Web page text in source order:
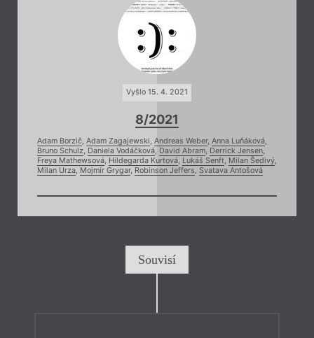
Vyšlo 15. 4. 2021
8/2021
Adam Borzič, Adam Zagajewski, Andreas Weber, Anna Luňáková,
Bruno Schulz, Daniela Vodáčková, David Abram, Derrick Jensen,
Freya Mathewsová, Hildegarda Kurtová, Lukáš Senft, Milan Šedivý,
Milan Urza, Mojmír Grygar, Robinson Jeffers, Svatava Antošová
Souvisí